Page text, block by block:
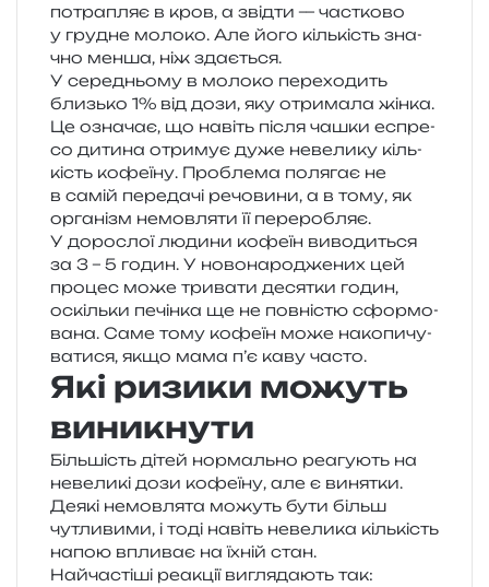
потра­пляє в кров, а звід­ти — час­тко­во
у гру­дне моло­ко. Але його кіль­кість зна­
чно менша, ніж здається.
У сере­дньо­му в моло­ко пере­хо­дить
близь­ко 1% від дози, яку отри­ма­ла жінка.
Це озна­чає, що навіть після чашки еспре­
со дити­на отри­мує дуже неве­ли­ку кіль­
кість кофе­ї­ну. Проблема поля­гає не
в самій пере­да­чі речо­ви­ни, а в тому, як
орга­нізм немов­ля­ти її переробляє.
У доро­слої люди­ни кофе­їн виво­ди­ться
за 3 – 5 годин. У ново­на­ро­дже­них цей
про­цес може три­ва­ти деся­тки годин,
оскіль­ки печін­ка ще не пов­ні­стю сфор­мо­
ва­на. Саме тому кофе­їн може нако­пи­чу­
ва­ти­ся, якщо мама п’є каву часто.
Які ризики можуть
виникнути
Більшість дітей нор­маль­но реа­гу­ють на
неве­ли­кі дози кофе­ї­ну, але є виня­тки.
Деякі немов­ля­та можуть бути більш
чутли­ви­ми, і тоді навіть неве­ли­ка кіль­кість
напою впли­ває на їхній стан.
Найчастіші реа­кції вигля­да­ють так: